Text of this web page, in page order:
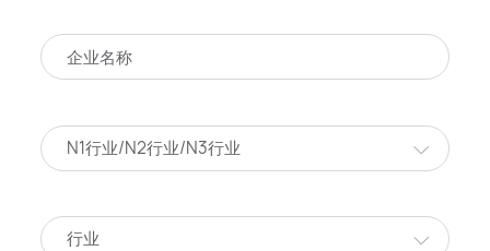
N1行业/N2行业/N3行业
行业